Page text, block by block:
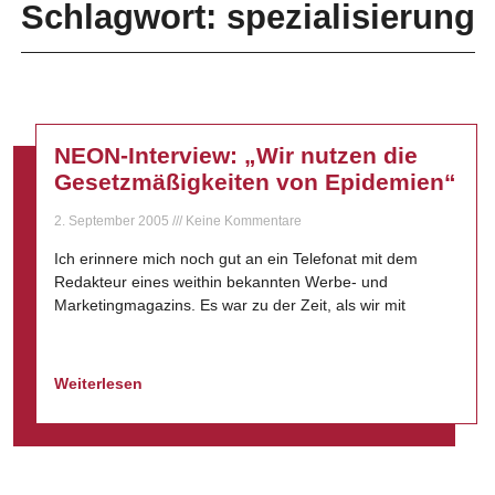
Schlagwort: spezialisierung
NEON-Interview: „Wir nutzen die
Gesetzmäßigkeiten von Epidemien“
2. September 2005 Keine Kommentare
Ich erinnere mich noch gut an ein Telefonat mit dem
Redakteur eines weithin bekannten Werbe- und
Marketingmagazins. Es war zu der Zeit, als wir mit
Weiterlesen